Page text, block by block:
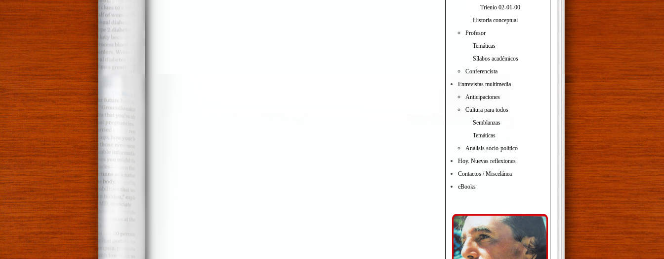
Trienio 02-01-00
Historia conceptual
Profesor
Temáticas
Sílabos académicos
Conferencista
Entrevistas multimedia
Anticipaciones
Cultura para todos
Semblanzas
Temáticas
Análisis socio-político
Hoy. Nuevas reflexiones
Contactos / Miscelánea
eBooks